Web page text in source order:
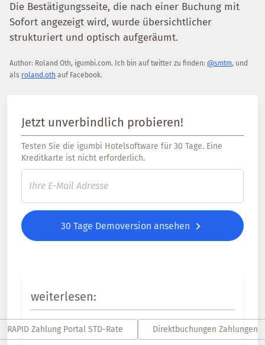
Die Bestätigungsseite, die nach einer Buchung mit
Sofort angezeigt wird, wurde übersichtlicher
strukturiert und optisch aufgeräumt.
Author: Roland Oth, igumbi.com. Ich bin auf twitter zu finden: @smtm, und
als roland.oth auf Facebook.
Jetzt unverbindlich probieren!
Testen Sie die igumbi Hotelsoftware für 30 Tage. Eine
Kreditkarte ist nicht erforderlich.
30 Tage Demoversion ansehen
weiterlesen:
RAPID Zahlung Portal STD-Rate Direktbuchungen Zahlungen